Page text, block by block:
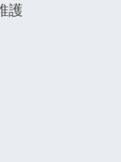
護